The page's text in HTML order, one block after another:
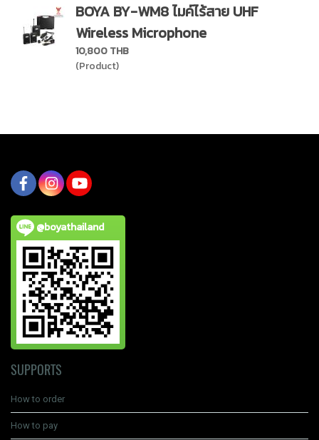
BOYA BY-WM8 ไมค์ไร้สาย UHF
Wireless Microphone
10,800 THB
(Product)
@boyathailand
SUPPORTS
How to order
How to pay